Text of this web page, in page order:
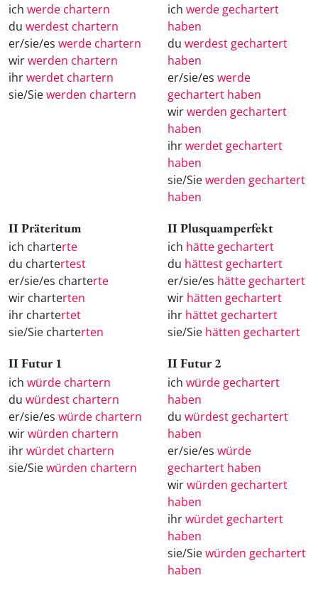
ich werde chartern
du werdest chartern
er/sie/es werde chartern
wirwerden chartern
ihrwerdet chartern
sie/Siewerden chartern
ich werde gechartert
haben
du werdest gechartert
haben
er/sie/es werde
gechartert haben
wirwerden gechartert
haben
ihrwerdet gechartert
haben
sie/Siewerden gechartert
haben
II Präteritum
ich charterte
du chartertest
er/sie/es charterte
wir charterten
ihr chartertet
sie/Sie charterten
II Plusquamperfekt
ich hätte gechartert
du hättest gechartert
er/sie/es hätte gechartert
wir hätten gechartert
ihr hättet gechartert
sie/Sie hätten gechartert
II Futur 1
ich würde chartern
du würdest chartern
er/sie/es würde chartern
wirwürden chartern
ihrwürdet chartern
sie/Siewürden chartern
II Futur 2
ich würde gechartert
haben
du würdest gechartert
haben
er/sie/es würde
gechartert haben
wirwürden gechartert
haben
ihrwürdet gechartert
haben
sie/Siewürden gechartert
haben